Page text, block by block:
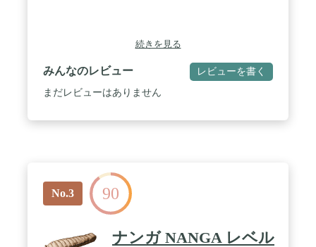
続きを見る
みんなのレビュー レビューを書く
まだレビューはありません
No.3 90
ナンガ NANGA レベル